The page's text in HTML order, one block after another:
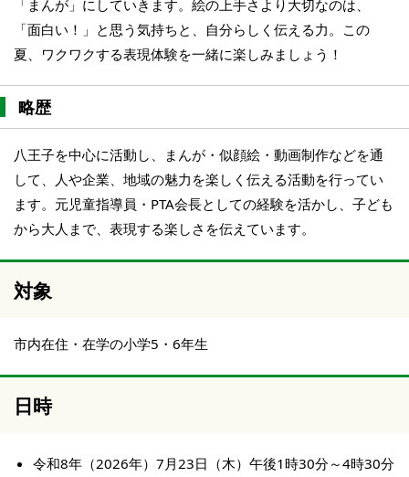
「まんが」にしていきます。絵の上手さより大切なのは、
「面白い！」と思う気持ちと、自分らしく伝える力。この
夏、ワクワクする表現体験を一緒に楽しみましょう！
略歴
八王子を中心に活動し、まんが・似顔絵・動画制作などを通
して、人や企業、地域の魅力を楽しく伝える活動を行ってい
ます。元児童指導員・PTA会長としての経験を活かし、子ども
から大人まで、表現する楽しさを伝えています。
対象
市内在住・在学の小学5・6年生
日時
令和8年（2026年）7月23日（木）午後1時30分～4時30分